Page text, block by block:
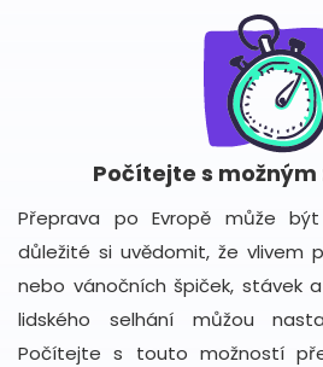
Počítejte s
Přeprava po Evropě může
důležité si uvědomit, že vlivem
nebo vánočních špiček, stávek
lidského selhání můžou
Počítejte s touto možností